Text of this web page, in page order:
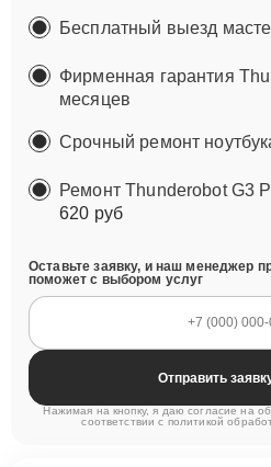
Бесплатный выезд
Фирменная гарантия
месяцев
Срочный ремонт
Ремонт Thunderobot G3
620 руб
Оставьте заявку, и наш менеджер
поможет с выбором услуг
Отправить
Нажимая на кнопку, я даю согласие на
соответствии с политикой